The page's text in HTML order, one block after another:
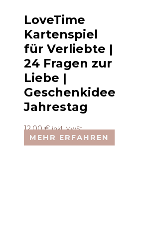
LoveTime
Kartenspiel
für Verliebte |
24 Fragen zur
Liebe |
Geschenkidee
Jahrestag
12,00€ inkl. MwSt.
MEHR ERFAHREN